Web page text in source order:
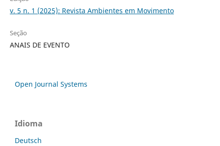
v. 5 n. 1 (2025): Revista Ambientes em Movimento
Seção
ANAIS DE EVENTO
Open Journal Systems
Idioma
Deutsch